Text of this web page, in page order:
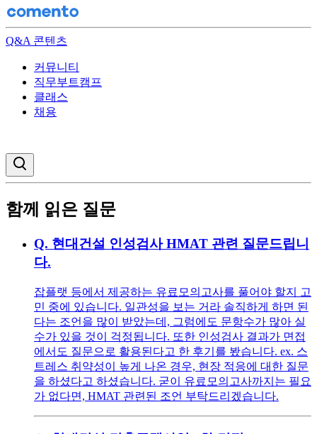
Q&A 콘텐츠
커뮤니티
직무부트캠프
클래스
채용
함께 읽은 질문
Q. 현대건설 인성검사 HMAT 관련 질문드립니
다.
잡플랫 등에서 제공하는 유료모의고사를 풀어야 할지 고
민 중에 있습니다. 일관성을 보는 거라 솔직하게 하면 된
다는 조언을 많이 받았는데, 그럼에도 문항수가 많아 실
수가 있을 것이 걱정됩니다. 또한 인성검사 결과가 면접
에서도 질문으로 활용된다고 한 후기를 봤습니다. ex. 스
트레스 취약성이 높게 나온 경우, 현장 적응에 대한 질문
을 하셨다고 하셨습니다. 굳이 유료모의고사까지는 필요
가 없다면, HMAT 관련된 조언 부탁드리겠습니다.